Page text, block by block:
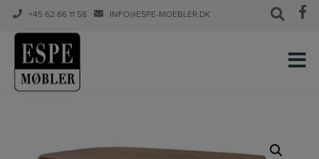
+45 62 66 11 58 INFO@ESPE-MOEBLER.DK